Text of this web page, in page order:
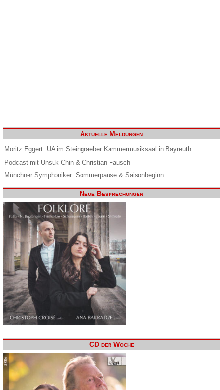
Aktuelle Meldungen
Moritz Eggert. UA im Steingraeber Kammermusiksaal in Bayreuth
Podcast mit Unsuk Chin & Christian Fausch
Münchner Symphoniker: Sommerpause & Saisonbeginn
Neue Besprechungen
CD der Woche